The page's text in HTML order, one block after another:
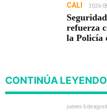
CALI 2026-
refuerza
la Policía
CONTINÚA LEYENDO
jueves 6 de